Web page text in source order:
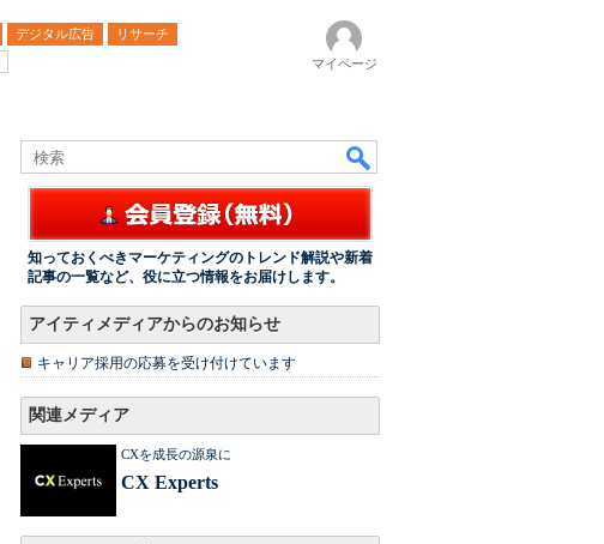
デジタル広告
リサーチ
マイページ
知っておくべきマーケティングのトレンド解説や新着
記事の一覧など、役に立つ情報をお届けします。
アイティメディアからのお知らせ
キャリア採用の応募を受け付けています
関連メディア
CXを成長の源泉に
CX Experts